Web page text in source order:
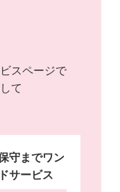
スページで
て
守までワン
サービス